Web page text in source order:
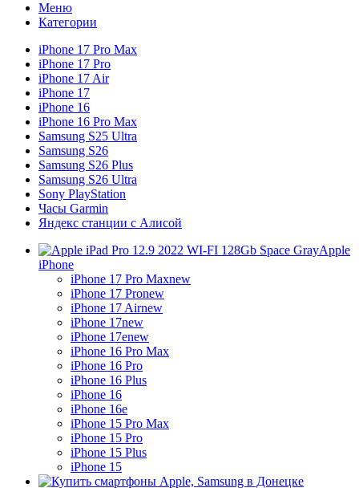
Меню
Категории
iPhone 17 Pro Max
iPhone 17 Pro
iPhone 17 Air
iPhone 17
iPhone 16
iPhone 16 Pro Max
Samsung S25 Ultra
Samsung S26
Samsung S26 Plus
Samsung S26 Ultra
Sony PlayStation
Часы Garmin
Яндекс станции с Алисой
Apple
iPhone
iPhone 17 Pro Maxnew
iPhone 17 Pronew
iPhone 17 Airnew
iPhone 17new
iPhone 17enew
iPhone 16 Pro Max
iPhone 16 Pro
iPhone 16 Plus
iPhone 16
iPhone 16e
iPhone 15 Pro Max
iPhone 15 Pro
iPhone 15 Plus
iPhone 15